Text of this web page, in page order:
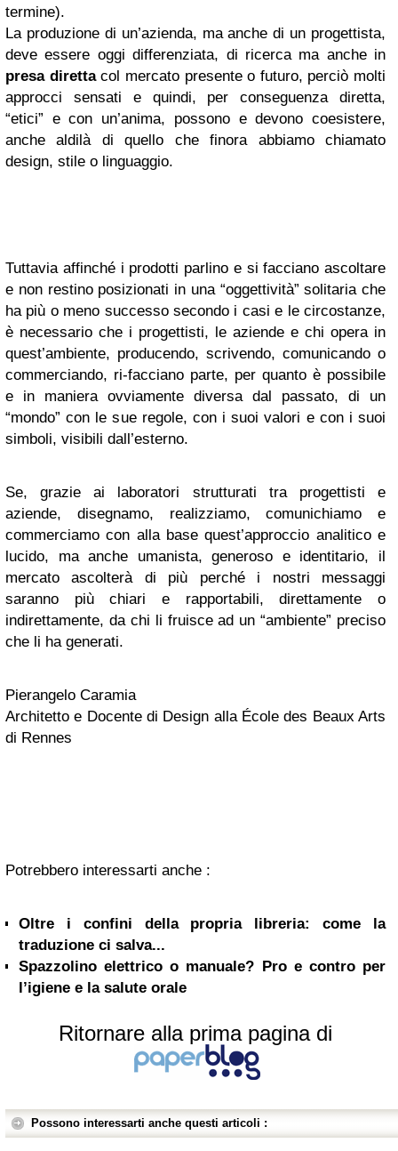
termine).
La produzione di un’azienda, ma anche di un progettista,
deve essere oggi differenziata, di ricerca ma anche in
presa direttacol mercato presente o futuro, perciò molti
approcci sensati e quindi, per conseguenza diretta,
“etici” e con un’anima, possono e devono coesistere,
anche aldilà di quello che finora abbiamo chiamato
design, stile o linguaggio.
Tuttavia affinché i prodotti parlino e si facciano ascoltare
e non restino posizionati in una “oggettività” solitaria che
ha più o meno successo secondo i casi e le circostanze,
è necessario che i progettisti, le aziende e chi opera in
quest’ambiente, producendo, scrivendo, comunicando o
commerciando, ri-facciano parte, per quanto è possibile
e in maniera ovviamente diversa dal passato, di un
“mondo” con le sue regole, con i suoi valori e con i suoi
simboli, visibili dall’esterno.
Se, grazie ai laboratori strutturati tra progettisti e
aziende, disegnamo, realizziamo, comunichiamo e
commerciamo con alla base quest’approccio analitico e
lucido, ma anche umanista, generoso e identitario, il
mercato ascolterà di più perché i nostri messaggi
saranno più chiari e rapportabili, direttamente o
indirettamente, da chi li fruisce ad un “ambiente” preciso
che li ha generati.
Pierangelo Caramia
Architetto e Docente di Design alla École des Beaux Arts
di Rennes
Potrebbero interessarti anche :
Oltre i confini della propria libreria: come la
traduzione ci salva...
Spazzolino elettrico o manuale? Pro e contro per
l’igiene e la salute orale
Ritornare alla prima pagina di
Possono interessarti anche questi articoli :